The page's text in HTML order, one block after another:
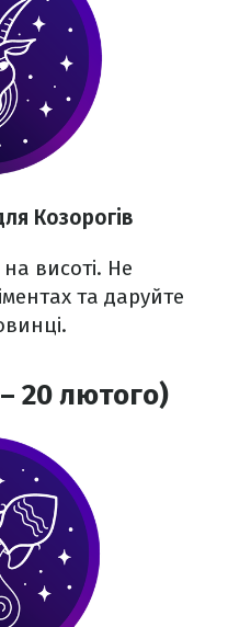
Козорогів
висоті. Не
та даруйте
20 лютого)